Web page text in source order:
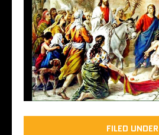
FILED UNDER